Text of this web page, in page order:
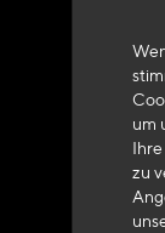
um
zu